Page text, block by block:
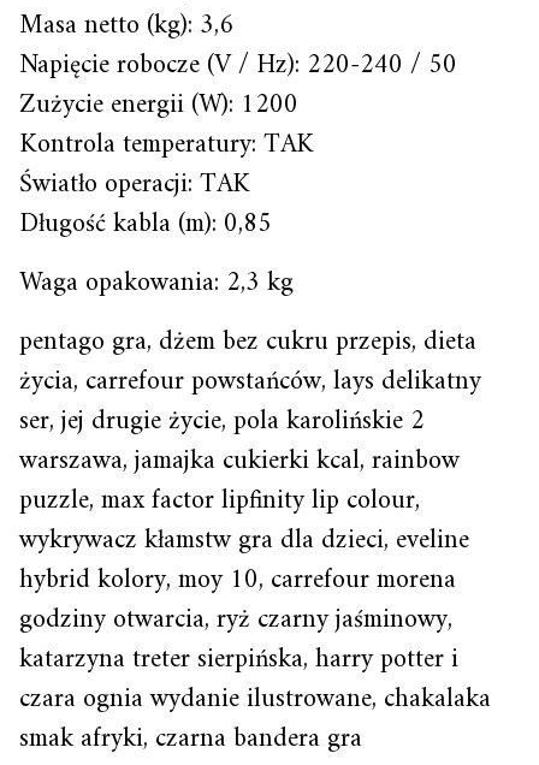
Masa netto (kg): 3,6
Napięcie robocze (V / Hz): 220-240 / 50
Zużycie energii (W): 1200
Kontrola temperatury: TAK
Światło operacji: TAK
Długość kabla (m): 0,85
Waga opakowania: 2,3 kg
pentago gra, dżem bez cukru przepis, dieta
życia, carrefour powstańców, lays delikatny
ser, jej drugie życie, pola karolińskie 2
warszawa, jamajka cukierki kcal, rainbow
puzzle, max factor lipfinity lip colour,
wykrywacz kłamstw gra dla dzieci, eveline
hybrid kolory, moy 10, carrefour morena
godziny otwarcia, ryż czarny jaśminowy,
katarzyna treter sierpińska, harry potter i
czara ognia wydanie ilustrowane, chakalaka
smak afryki, czarna bandera gra